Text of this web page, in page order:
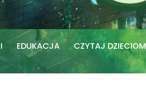
EDUKACJA CZYTAJ DZIECIOM